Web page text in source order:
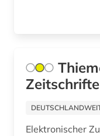
caritas (2)
Thieme
Elektronischer